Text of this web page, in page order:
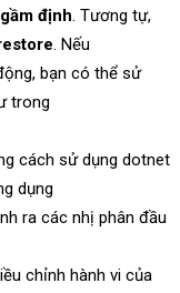
định. Tương tự,
. Nếu
bạn có thể sử
trong
cách sử dụng dotnet
dụng
ra các nhị phân đầu
chỉnh hành vi của